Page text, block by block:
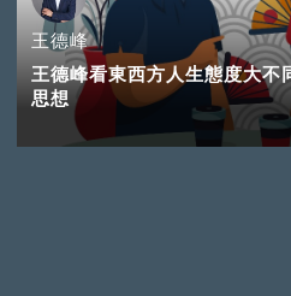
王德峰
王德峰看東西方人生態度大不
思想